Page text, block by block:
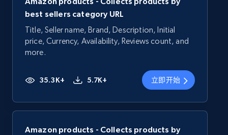
best sellers category URL
Title, Seller name, Brand, Description, Initial
price, Currency, Availability, Reviews count, and
more.
35.3K+ 5.7K+ 立即开始
Amazon products - Collects products by